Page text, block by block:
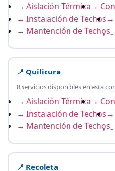
→ Aislación Térmica→
→ Instalación de Techos→
→ Mantención de Techos+
📍 Quilicura
8 servicios disponibles en esta
→ Aislación Térmica→
→ Instalación de Techos→
→ Mantención de Techos+
📍 Recoleta